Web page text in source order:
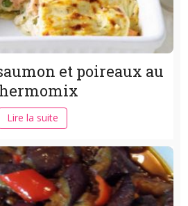
et poireaux au
Lire la suite